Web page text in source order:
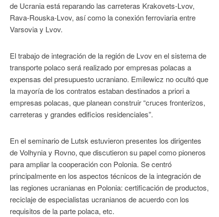
de Ucrania está reparando las carreteras Krakovets-Lvov,
Rava-Rouska-Lvov, así como la conexión ferroviaria entre
Varsovia y Lvov.
El trabajo de integración de la región de Lvov en el sistema de
transporte polaco será realizado por empresas polacas a
expensas del presupuesto ucraniano. Emilewicz no ocultó que
la mayoría de los contratos estaban destinados a priori a
empresas polacas, que planean construir “cruces fronterizos,
carreteras y grandes edificios residenciales”.
En el seminario de Lutsk estuvieron presentes los dirigentes
de Volhynia y Rovno, que discutieron su papel como pioneros
para ampliar la cooperación con Polonia. Se centró
principalmente en los aspectos técnicos de la integración de
las regiones ucranianas en Polonia: certificación de productos,
reciclaje de especialistas ucranianos de acuerdo con los
requisitos de la parte polaca, etc.